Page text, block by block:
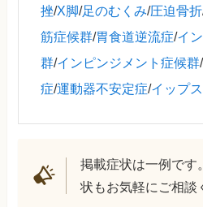
挫/X脚/足のむくみ/圧迫骨折
筋症候群/胃食道逆流症/イ
群/インピンジメント症候群/
症/運動器不安定症/イップス
掲載症状は一例です
状もお気軽にご相談